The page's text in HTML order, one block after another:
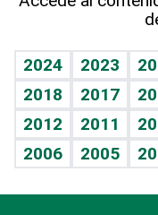
Vida y familia
Eñe
Celebrando la vida
Sin complejos
En pocas palabras
TBT Deportivo
Guía del dinero
Horóscopos
Crucigramas
2024 2023
2018
2017
2012
2011
2006
2005